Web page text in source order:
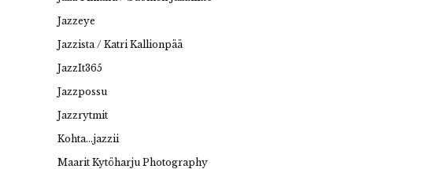
Jazzeye
Jazzista / Katri Kallionpää
JazzIt365
Jazzpossu
Jazzrytmit
Kohta…jazzii
Maarit Kytöharju Photography